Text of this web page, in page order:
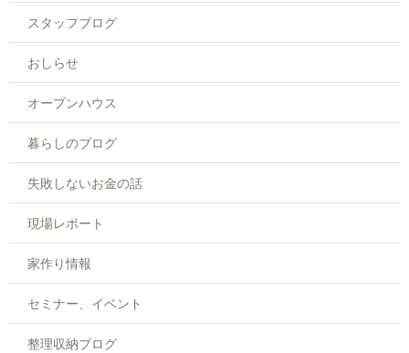
スタッフブログ
おしらせ
オープンハウス
暮らしのブログ
失敗しないお金の話
現場レポート
家作り情報
セミナー、イベント
整理収納ブログ